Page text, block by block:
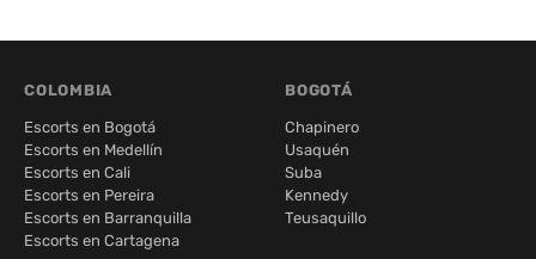
COLOMBIA
Escorts en Bogotá
Escorts en Medellín
Escorts en Cali
Escorts en Pereira
Escorts en Barranquilla
Escorts en Cartagena
BOGOTÁ
Chapinero
Usaquén
Suba
Kennedy
Teusaquillo